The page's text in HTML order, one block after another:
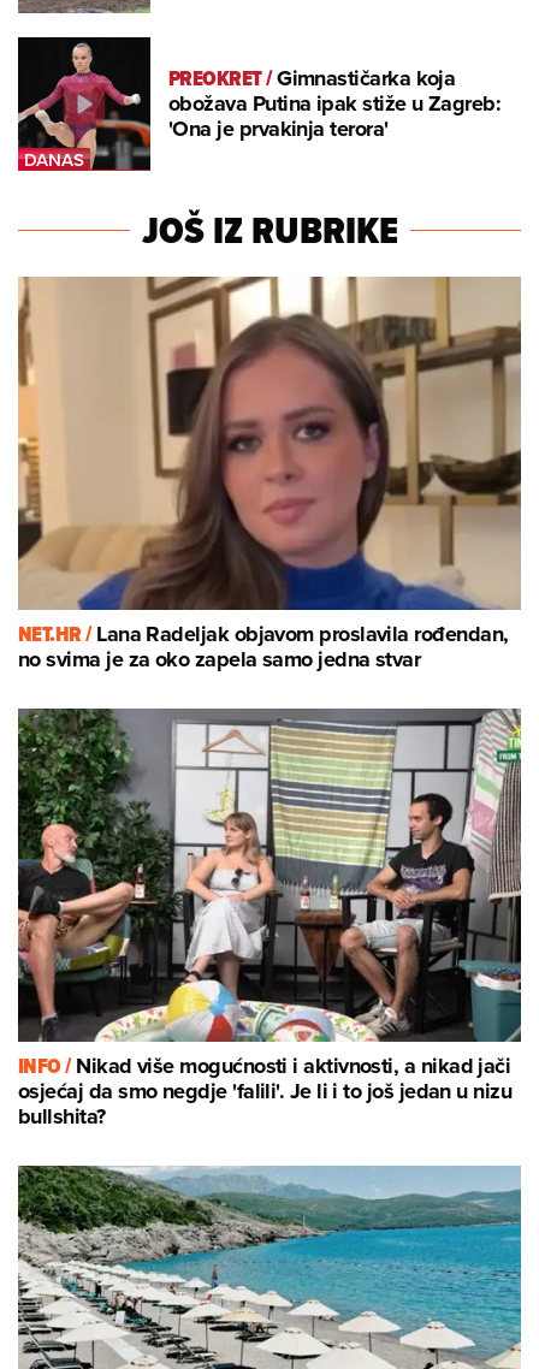
PREOKRET/Gimnastičarka koja
obožava Putina ipak stiže u Zagreb:
'Ona je prvakinja terora'
JOŠ IZ RUBRIKE
NET.HR /Lana Radeljak objavom proslavila rođendan,
no svima je za oko zapela samo jedna stvar
INFO /Nikad više mogućnosti i aktivnosti, a nikad jači
osjećaj da smo negdje 'falili'. Je li i to još jedan u nizu
bullshita?